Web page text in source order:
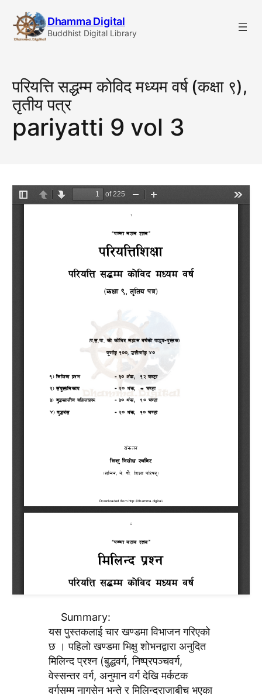
content
Dhamma Digital
Buddhist Digital Library
परियत्ति सद्धम्म काेविद मध्यम वर्ष (कक्षा ९),
तृतीय पत्र
pariyatti 9 vol 3
Summary:
यस पुस्तकलाई चार खण्डमा विभाजन गरिएकाे
छ । पहिलाे खण्डमा भिक्षु शाेभनद्वारा अनुदित
मिलिन्द प्रश्न (बुद्धवर्ग, निष्प्रपञ्चवर्ग,
वेस्सन्तर वर्ग, अनुमान वर्ग देखि मर्कटक
वर्गसम्म नागसेन भन्ते र मिलिन्दराजाबीच भएका